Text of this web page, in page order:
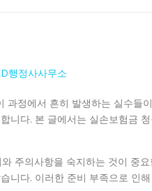
정에서 흔히 발생하는 실수들
니다. 본 글에서는 실손보험금
주의사항을 숙지하는 것이 중
니다. 이러한 준비 부족으로 인